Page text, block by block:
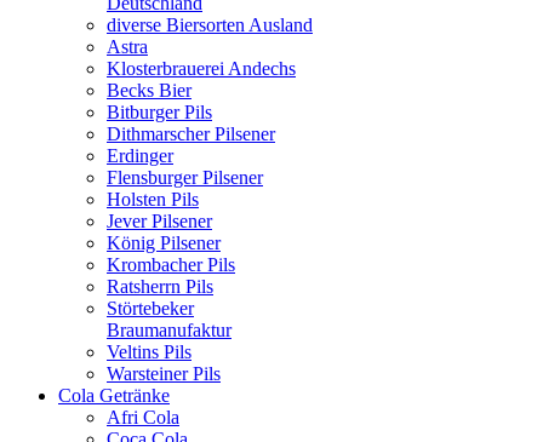
diverse Biersorten Ausland
Astra
Klosterbrauerei Andechs
Becks Bier
Bitburger Pils
Dithmarscher Pilsener
Erdinger
Flensburger Pilsener
Holsten Pils
Jever Pilsener
König Pilsener
Krombacher Pils
Ratsherrn Pils
Störtebeker
Braumanufaktur
Veltins Pils
Warsteiner Pils
Cola Getränke
Afri Cola